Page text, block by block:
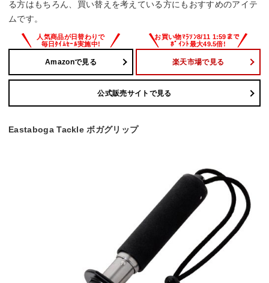
る方はもちろん、買い替えを考えている方にもおすすめのアイテ
ムです。
Amazonで見る 楽天市場で見る
公式販売サイトで見る
Eastaboga Tackle ボガグリップ